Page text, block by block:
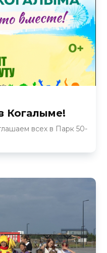
Когалыме!
всех в Парк 50-